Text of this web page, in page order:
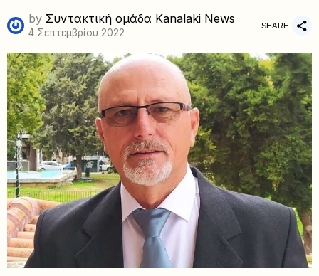
by Συντακτική ομάδα Kanalaki News
4 Σεπτεμβρίου 2022
SHARE